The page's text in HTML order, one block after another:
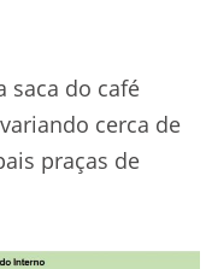
saca do café
cerca de
praças de